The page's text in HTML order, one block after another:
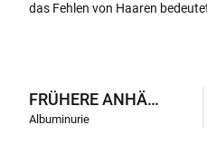
das Fehlen von Haaren
FRÜHERE ANHÄNGE
Albuminurie